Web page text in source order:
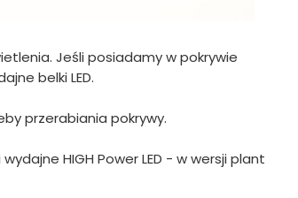
Jeśli posiadamy w pokrywie
belki LED.
przerabiania pokrywy.
HIGH Power LED - w wersji plant